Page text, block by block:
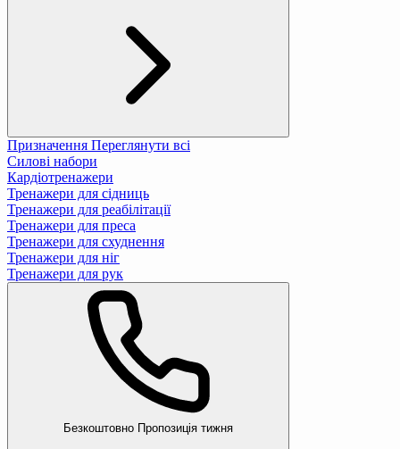
Призначення Переглянути всі
Силові набори
Кардіотренажери
Тренажери для сідниць
Тренажери для реабілітації
Тренажери для преса
Тренажери для схуднення
Тренажери для ніг
Тренажери для рук
Безкоштовно Пропозиція тижня